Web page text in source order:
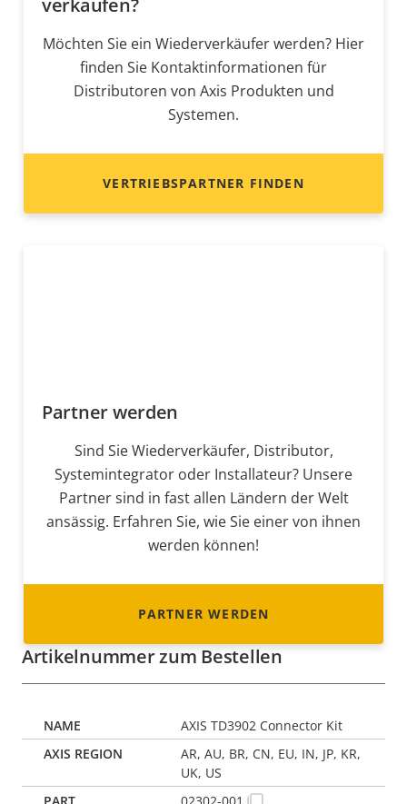
verkaufen?
Möchten Sie ein Wiederverkäufer werden? Hier
finden Sie Kontaktinformationen für
Distributoren von Axis Produkten und
Systemen.
VERTRIEBSPARTNER FINDEN
Partner werden
Sind Sie Wiederverkäufer, Distributor,
Systemintegrator oder Installateur? Unsere
Partner sind in fast allen Ländern der Welt
ansässig. Erfahren Sie, wie Sie einer von ihnen
werden können!
PARTNER WERDEN
Artikelnummer zum Bestellen
AXIS TD3902 Connector Kit
AR, AU, BR, CN, EU, IN, JP, KR,
UK, US